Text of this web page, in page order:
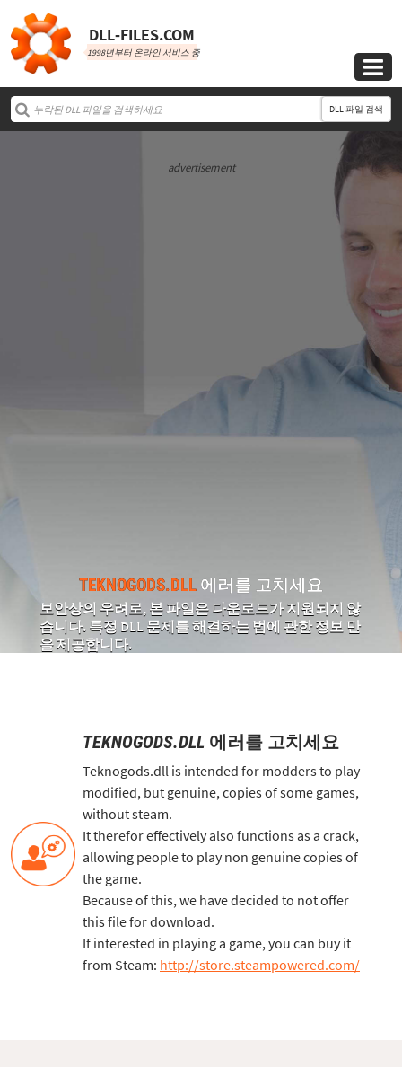
DLL‑FILES.COM
1998년부터 온라인 서비스 중

DLL 파일 검색
advertisement
TEKNOGODS.DLL 에러를 고치세요
보안상의 우려로, 본 파일은 다운로드가 지원되지 않
습니다. 특정 DLL 문제를 해결하는 법에 관한 정보 만
을 제공합니다.
TEKNOGODS.DLL 에러를 고치세요
Teknogods.dll is intended for modders to play
modified, but genuine, copies of some games,
without steam.
It therefor effectively also functions as a crack,
allowing people to play non genuine copies of
the game.
Because of this, we have decided to not offer
this file for download.
If interested in playing a game, you can buy it
from Steam: http://store.steampowered.com/